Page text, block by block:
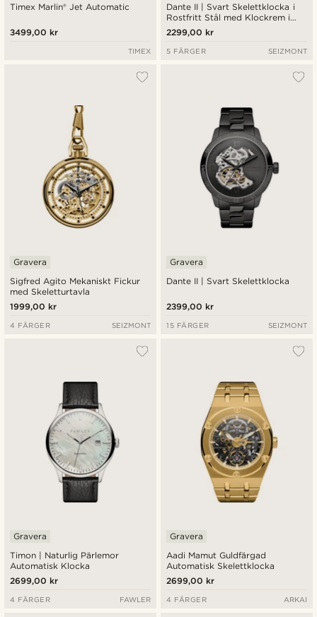
Timex Marlin® Jet Automatic
3499,00 kr
TIMEX
Dante II | Svart Skelettklocka i
Rostfritt Stål med Klockrem i
Läder
2299,00 kr
5 FÄRGER SEIZMONT
Sigfred Agito Mekaniskt Fickur
med Skeletturtavla
Gravera
1999,00 kr
4 FÄRGER SEIZMONT
Dante II | Svart Skelettklocka
Gravera
2399,00 kr
15 FÄRGER SEIZMONT
Timon | Naturlig Pärlemor
Automatisk Klocka
Gravera
2699,00 kr
4 FÄRGER FAWLER
Aadi Mamut Guldfärgad
Automatisk Skelettklocka
Gravera
2699,00 kr
4 FÄRGER ARKAI